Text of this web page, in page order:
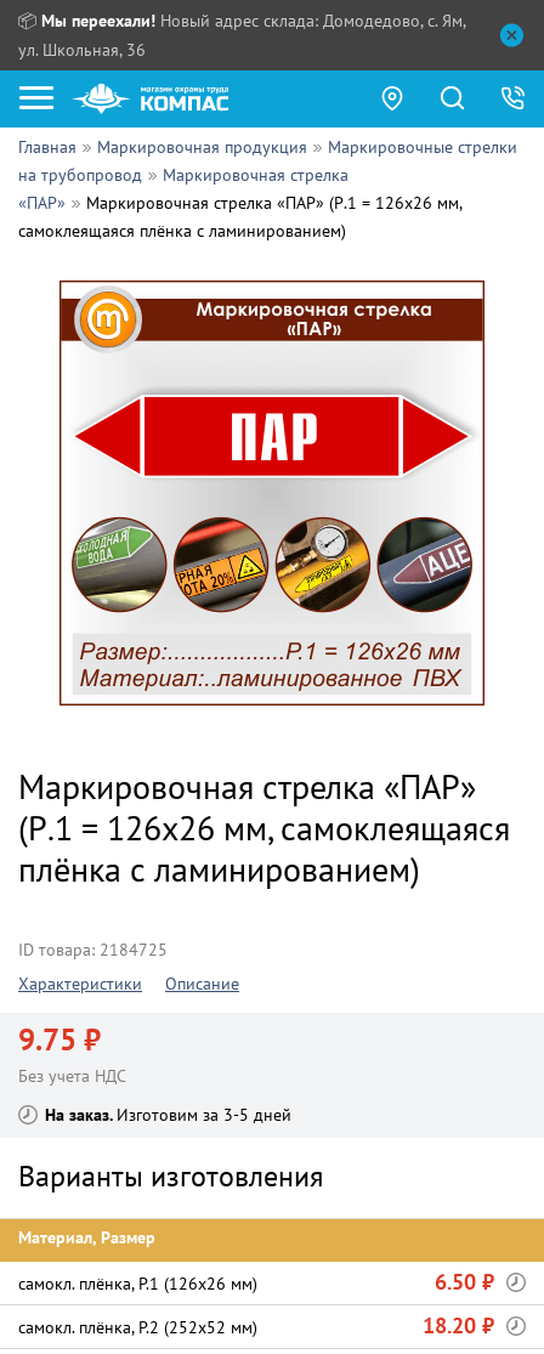
📦 Мы переехали! Новый адрес склада: Домодедово, с. Ям,
ул. Школьная, 36
Как купить?
Прайс-листы
Партнерам
Поставщикам
Обзоры
ПН - ЧТ:
ПТ:
СБ, ВС:
Главная Маркировочная продукция
Маркировочные стрелки
на трубопровод
Маркировочная стрелка
«ПАР»
Маркировочная стрелка «ПАР» (Р.1 = 126х26 мм,
самоклеящаяся плёнка с ламинированием)
Маркировочная стрелка «ПАР»
(Р.1 = 126х26 мм, самоклеящаяся
плёнка с ламинированием)
ID товара: 2184725
Характеристики
Описание
9.75 ₽
Без учета НДС
На заказ Изготовим за 3-5 дней
Варианты изготовления
Материал, Размер
самокл. плёнка, P.1 (126х26 мм) 6.50 ₽
самокл. плёнка, P.2 (252х52 мм) 18.20 ₽